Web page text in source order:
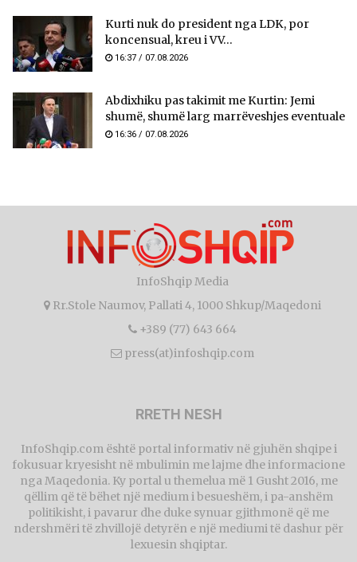
Kurti nuk do president nga LDK, por
koncensual, kreu i VV...
16:37 / 07.08.2026
Abdixhiku pas takimit me Kurtin: Jemi
shumë, shumë larg marrëveshjes eventuale
16:36 / 07.08.2026
InfoShqip Media
Rr.Stole Naumov, Pallati 4, 1000 Shkup/Maqedoni
+389 (77) 643 664
press(at)infoshqip.com
RRETH NESH
InfoShqip.com është portal informativ në gjuhën shqipe i
fokusuar kryesisht në mbulimin me lajme dhe informacione
nga Maqedonia. Ky portal u themelua më 1 Gusht 2016, me
qëllim që të bëhet një medium i besueshëm, i pa-anshëm
politikisht, i pavarur dhe duke synuar gjithmonë që me
ndershmëri të zhvillojë detyrën e një mediumi të dashur për
lexuesin shqiptar.